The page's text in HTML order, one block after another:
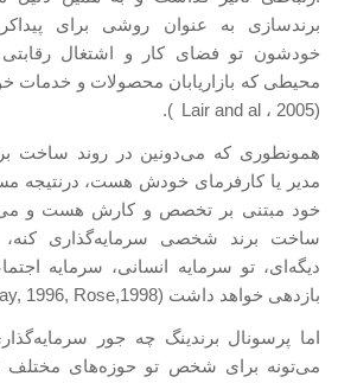
برندسازی به عنوان روشی برای
خودشون تو فضای کار و اشتغال
محیطی که بازاریابان محصولات و خدمات
(
2005 ، Lair and al
).
همونطوری که می‌دونین در روند
مدیر یا کارفرمای خودش هست، درنتیجه
خود مبتنی بر تخصص و کارش هست و
ساخت برند شخصی سرمایه‌گذاری کنه،
دیگه‌ای، تو سرمایه انسانی، سرمایه
بازدهی خواهد داشت (1996, Rose,1998
اما پرسونال برندینگ چه جور
می‌تونه برای شخص تو حوزه‌های مختلف